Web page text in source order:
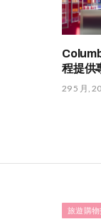
程提供
29 5 月,
旅遊購